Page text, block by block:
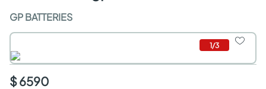
GP BATTERIES
1/3
$ 6590
pisos
armarios closet
comedores
neveras